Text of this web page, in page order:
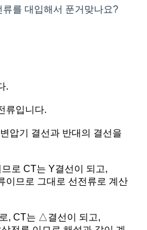
를 대입해서 푼거맞나요?
.
류입니다.
압기 결선과 반대의 결선을
로 CT는 Y결선이 되고,
이므로 그대로 선전류로 계산
, CT는 △결선이 되고,